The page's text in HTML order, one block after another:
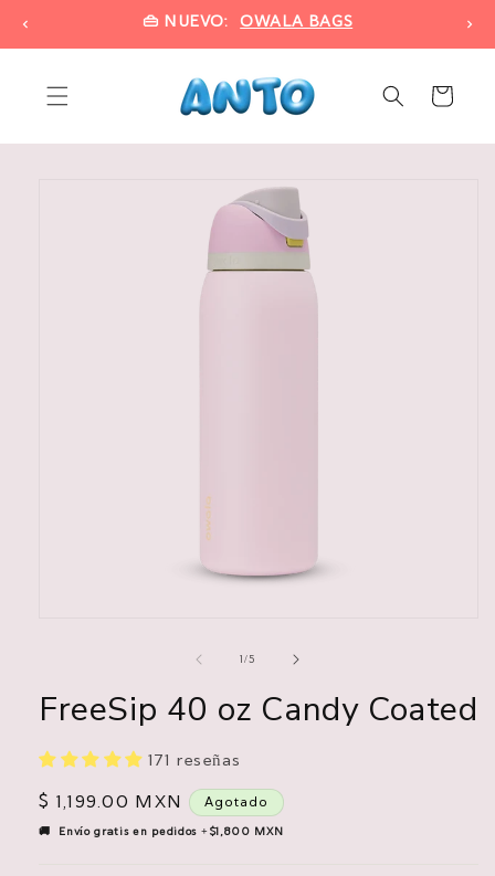
directamente
Nuevo: HydroJug • Summer Collection
Carrito
una
ventana
1/de
5
FreeSip 40 oz Candy Coated
171 reseñas
Precio
habitual
$ 1,199.00 MXN Agotado
🚚 Envío gratis en pedidos +$1,800 MXN